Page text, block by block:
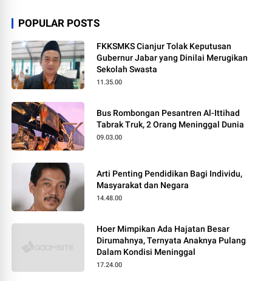
POPULAR POSTS
FKKSMKS Cianjur Tolak Keputusan
Gubernur Jabar yang Dinilai Merugikan
Sekolah Swasta
11.35.00
Bus Rombongan Pesantren Al-Ittihad
Tabrak Truk, 2 Orang Meninggal Dunia
09.03.00
Arti Penting Pendidikan Bagi Individu,
Masyarakat dan Negara
14.48.00
Hoer Mimpikan Ada Hajatan Besar
Dirumahnya, Ternyata Anaknya Pulang
Dalam Kondisi Meninggal
17.24.00